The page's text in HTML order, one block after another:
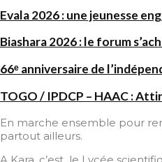
Evala 2026 : une jeunesse
Biashara 2026 : le forum
66ᵉ anniversaire de
TOGO / IPDCP – HAAC :
En marche ensemble pour
partout ailleurs.